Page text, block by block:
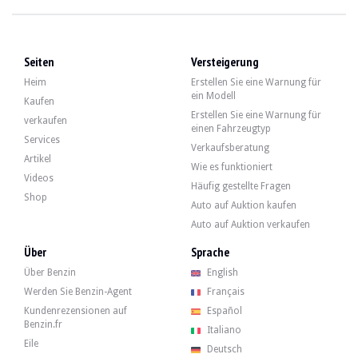
Beschreibung
Dieser Ford Mustang aus dem Jahr 2017 hat eine Laufleistung von 70.257
Anmerkungen
Für dieses Fahrzeug mit Ursprung außerhalb Europas sind
Dieses Fahrzeug wird als Restaurierungsprojekt verkauft, daher ist die
Von außen gibt der Verkäufer an, dass die Karosserie in ihrer weißen Farbe
Im Inneren gibt der Verkäufer an, dass die braune Lederpolsterung keine
Seiten
Heim
Kaufen
verkaufen
Services
Artikel
Videos
Shop
Versteigerung
Erstellen Sie eine Warnung für
ein Modell
Erstellen Sie eine Warnung für
einen Fahrzeugtyp
Verkaufsberatung
Wie es funktioniert
Häufig gestellte Fragen
Auto auf Auktion kaufen
Auto auf Auktion verkaufen
Über
Über Benzin
Werden Sie Benzin-Agent
Kundenrezensionen auf
Benzin.fr
Eile
Sprache
English
Français
Español
Italiano
Deutsch